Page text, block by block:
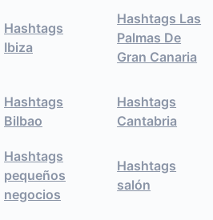
Hashtags
Ibiza
Hashtags Las
Palmas De
Gran Canaria
Hashtags
Bilbao
Hashtags
Cantabria
Hashtags
pequeños
negocios
Hashtags
salón